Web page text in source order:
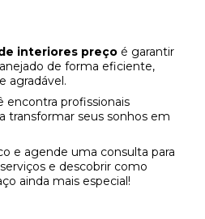
interiores preço é garantir
de forma eficiente,
agradável.
encontra profissionais
transformar seus sonhos em
e agende uma consulta para
e descobrir como
ainda mais especial!